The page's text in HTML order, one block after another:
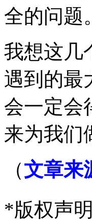
全的问题。
我想这几
遇到的最
会一定会
来为我们
（文章来
*版权声